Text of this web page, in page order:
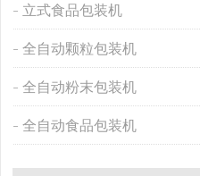
立式食品包装机
全自动颗粒包装机
全自动粉末包装机
全自动食品包装机